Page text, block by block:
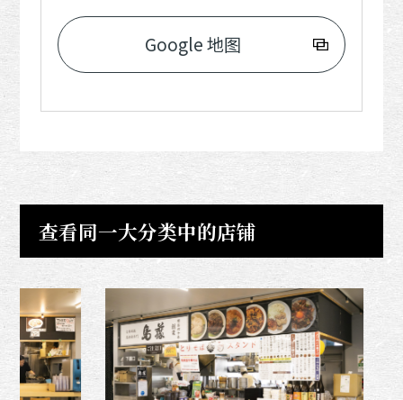
Google 地图
查看同一大分类中的店铺